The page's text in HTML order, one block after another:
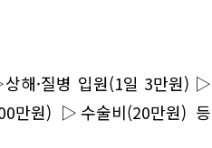
해·질병 입원(1일 3만원) ▷
만원) ▷수술비(20만원) 등